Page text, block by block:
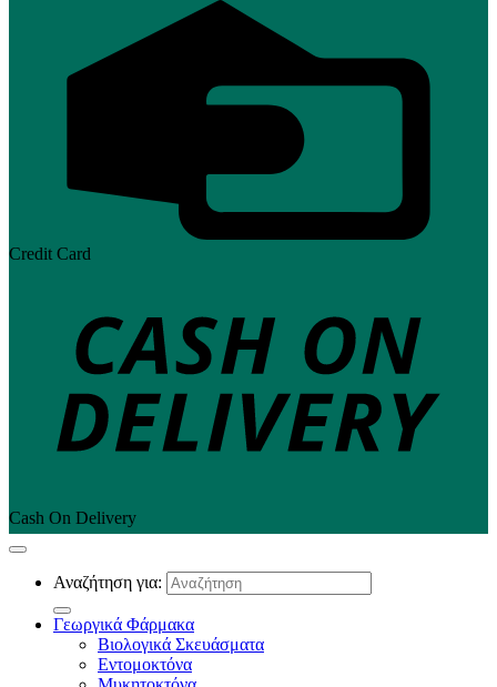
Credit Card
Cash On Delivery
Αναζήτηση για:
Γεωργικά Φάρμακα
Βιολογικά Σκευάσματα
Εντομοκτόνα